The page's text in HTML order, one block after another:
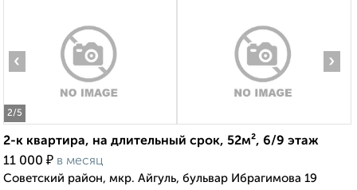
2/5
‹ ›
2-к квартира, на длительный срок, 52м², 6/9 этаж
11 000 ₽ в месяц
Советский район, мкр. Айгуль, бульвар Ибрагимова 19